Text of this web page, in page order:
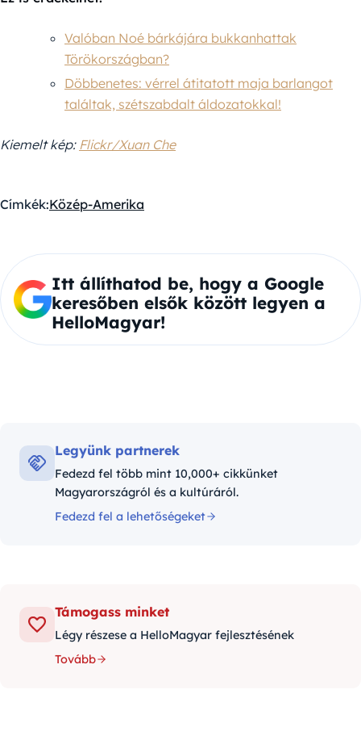
Valóban Noé bárkájára bukkanhattak
Törökországban?
Döbbenetes: vérrel átitatott maja barlangot
találtak, szétszabdalt áldozatokkal!
Kiemelt kép: Flickr/Xuan Che
Címkék:Közép-Amerika
Itt állíthatod be, hogy a Google
keresőben elsők között legyen a
HelloMagyar!
Legyünk partnerek
Fedezd fel több mint 10,000+ cikkünket
Magyarországról és a kultúráról.
Fedezd fel a lehetőségeket
Támogass minket
Légy részese a HelloMagyar fejlesztésének
Tovább